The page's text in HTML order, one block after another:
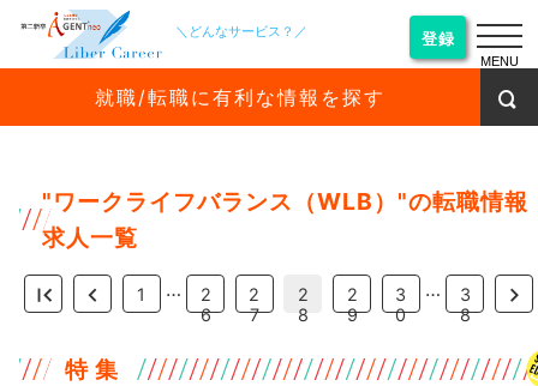
＼どんなサービス？／ 登録
就職/転職に有利な情報を探す
"ワークライフバランス（WLB） "の転職情報
求人一覧
1 …
2
6
2
7
2
8
2
9
3
0
…
3
8
特 集
MENU